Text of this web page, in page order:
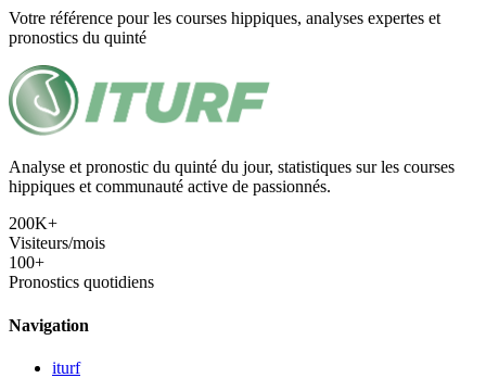
Votre référence pour les courses hippiques, analyses expertes et
pronostics du quinté
Analyse et pronostic du quinté du jour, statistiques sur les courses
hippiques et communauté active de passionnés.
200K+
Visiteurs/mois
100+
Pronostics quotidiens
Navigation
iturf